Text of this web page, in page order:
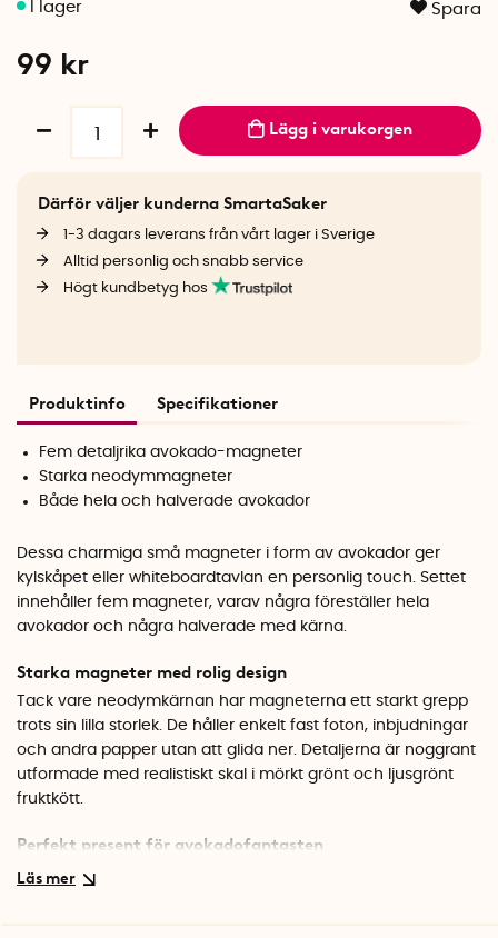
Spara
99 kr
Lägg i varukorgen
Därför väljer kunderna SmartaSaker
1-3 dagars leverans från vårt lager i Sverige
Alltid personlig och snabb service
Högt kundbetyg hos
Produktinfo Specifikationer
Fem detaljrika avokado-magneter
Starka neodymmagneter
Både hela och halverade avokador
Dessa charmiga små magneter i form av avokador ger
kylskåpet eller whiteboardtavlan en personlig touch. Settet
innehåller fem magneter, varav några föreställer hela
avokador och några halverade med kärna.
Starka magneter med rolig design
Tack vare neodymkärnan har magneterna ett starkt grepp
trots sin lilla storlek. De håller enkelt fast foton, inbjudningar
och andra papper utan att glida ner. Detaljerna är noggrant
utformade med realistiskt skal i mörkt grönt och ljusgrönt
fruktkött.
Perfekt present för avokadofantasten
Magneterna kommer i en snygg presentförpackning och